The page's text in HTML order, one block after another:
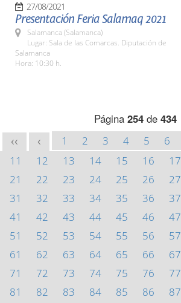
27/08/2021
Presentación Feria Salamaq 2021
Salamanca (Salamanca)
Lugar: Sala de las Comarcas. Diputación de
Salamanca
Hora: 10:30 h.
Página 254de 434
<< < 1 2 3 4 5 6
11
12 13 14 15 16 17
21
22 23 24 25 26 27
31
32 33 34 35 36 37
41
42 43 44 45 46 47
51
52 53 54 55 56 57
61
62 63 64 65 66 67
71
72 73 74 75 76 77
81
82 83 84 85 86 87